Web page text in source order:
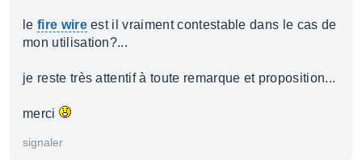
le fire wireest il vraiment contestable dans le cas de
mon utilisation?...
je reste très attentif à toute remarque et proposition...
merci
signaler